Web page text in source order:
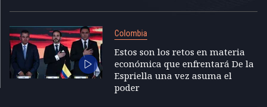
Colombia
Estos son los retos en materia
económica que enfrentará De la
Espriella una vez asuma el
poder